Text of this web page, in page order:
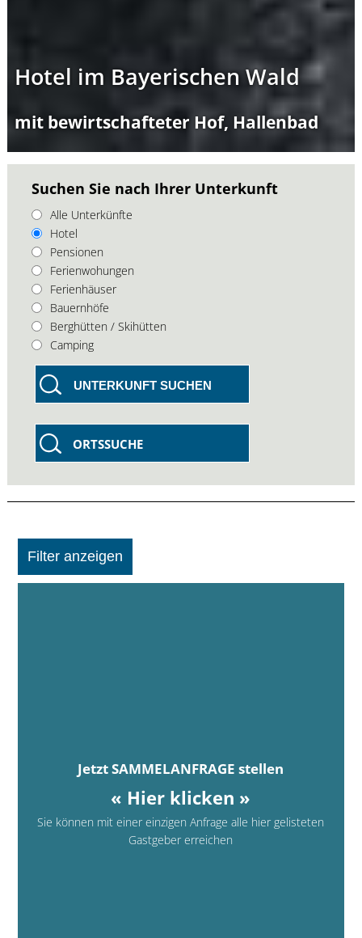
Hotel im Bayerischen Wald
mit bewirtschafteter Hof, Hallenbad
Suchen Sie nach Ihrer Unterkunft
Alle Unterkünfte
Hotel
Pensionen
Ferienwohungen
Ferienhäuser
Bauernhöfe
Berghütten / Skihütten
Camping
UNTERKUNFT SUCHEN
ORTSSUCHE
Filter anzeigen
Jetzt SAMMELANFRAGE stellen
« Hier klicken »
Sie können mit einer einzigen Anfrage alle hier gelisteten
Gastgeber erreichen